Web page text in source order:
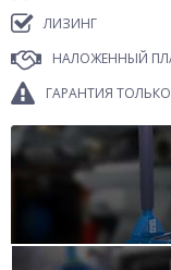
ЛИЗИНГ
НАЛОЖЕННЫЙ
ГАРАНТИЯ